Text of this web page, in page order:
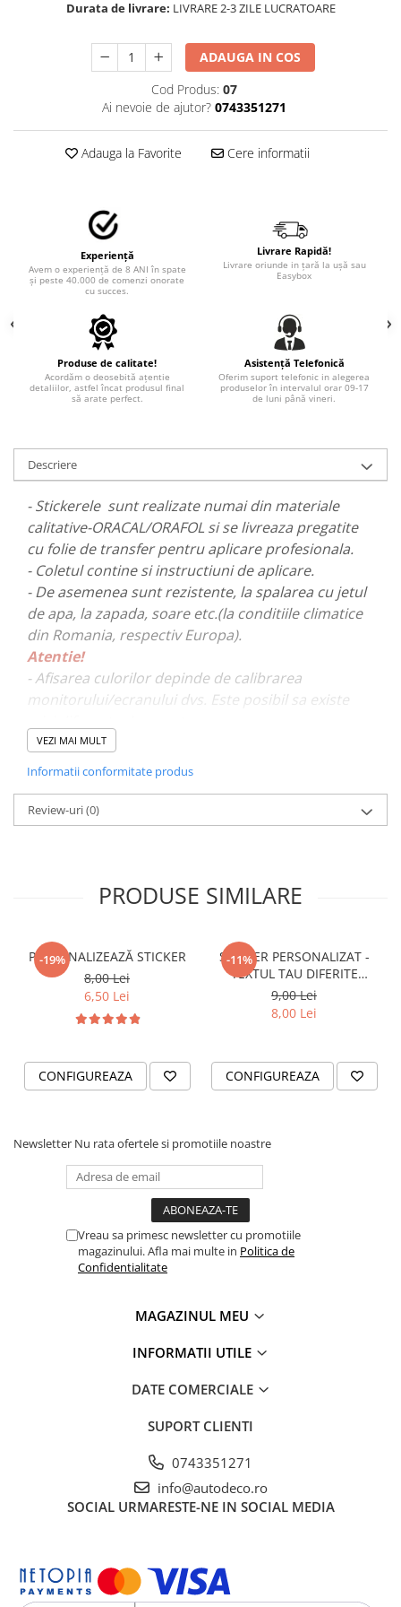
RENAULT CAMIOANE
STICKERE MOTO/ATV
4X4/OFF ROAD STICKER
BABY ON BOARD
CAR AUDIO
LOW STICKERS
PARASOLARE
PRODUSE IN TRENDING
SETURI STICKERE
STICKERE CAPAC REZERVOR
STICKERE CRĂCIUN
STICKERE CU ANIMALE
STICKERE GEAM MIC
STICKERE JDM
STICKERE PENTRU CAPOTA
STICKERE PENTRU LATERALE
STICKERE PRAGURI
STICKERE PRINTATE
STICKERE UTILAJE AGRICOLE
VANATOARE - PESCUIT
TRICOURI PESCUIT/VANATOARE
TRICOURI SOFERI SI SOFERITE
Durata de livrare: LIVRARE 2-3 ZILE LUCRATOARE
ADAUGA IN COS
Cod Produs: 07
Ai nevoie de ajutor? 0743351271
Adauga la Favorite Cere informatii
Experiență
Avem o experiență de 8 ANI în spate
și peste 40.000 de comenzi onorate
cu succes.
Livrare Rapidă!
Livrare oriunde in țară la ușă sau
Easybox
Produse de calitate!
Acordăm o deosebită ațentie
detaliilor, astfel încat produsul final
să arate perfect.
Asistență Telefonică
Oferim suport telefonic in alegerea
produselor în intervalul orar 09-17
de luni până vineri.
Descriere
- Stickerele sunt realizate numai din materiale
calitative-ORACAL/ORAFOL si se livreaza pregatite
cu folie de transfer pentru aplicare profesionala.
- Coletul contine si instructiuni de aplicare.
- De asemenea sunt rezistente, la spalarea cu jetul
de apa, la zapada, soare etc.(la conditiile climatice
din Romania, respectiv Europa).
Atentie!
- Afisarea culorilor depinde de calibrarea
monitorului/ecranului dvs. Este posibil sa existe
- Pentru stickere personalizate si pentru a vizualiza
portofoliul nostru va rugam sa ne contactati
VEZI MAI MULT
Informatii conformitate produs
Review-uri(0)
PRODUSE SIMILARE
-19%
PERSONALIZEAZĂ STICKER
8,00 Lei
6,50 Lei
CONFIGUREAZA
-11%
STICKER PERSONALIZAT -
TEXTUL TAU DIFERITE
FONTURI
9,00 Lei
8,00 Lei
CONFIGUREAZA
Newsletter Nu rata ofertele si promotiile noastre
Vreau sa primesc newsletter cu promotiile
magazinului. Afla mai multe in Politica de
Confidentialitate
MAGAZINUL MEU
INFORMATII UTILE
DATE COMERCIALE
SUPORT CLIENTI
0743351271
info@autodeco.ro
SOCIAL URMARESTE-NE IN SOCIAL MEDIA